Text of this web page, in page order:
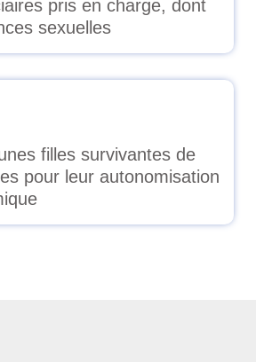
pris en charge, dont
sexuelles
filles survivantes de
pour leur autonomisation